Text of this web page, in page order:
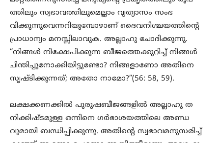
ത്തിലും സ്വഭാവത്തിലുമെല്ലാം വ്യത്യാസം സംഭ
വിക്കുന്നുവെന്നറിയുമ്പോഴാണ് ദൈവനിശ്ചയത്തിന്റെ
പ്രാധാന്യം മനസ്സിലാവുക. അല്ലാഹു ചോദിക്കുന്നു.
“നിങ്ങൾ നിക്ഷേപിക്കുന്ന ബീജത്തെക്കുറിച്ച് നിങ്ങൾ
ചിന്തിച്ചുനോക്കിയിട്ടുണ്ടോ? നിങ്ങളാണോ അതിനെ
സൃഷ്ടിക്കുന്നത്; അതോ നാമോ?”(56: 58, 59).
ലക്ഷക്കണക്കിൽ പുരുഷബീജങ്ങളിൽ അല്ലാഹു ത
നിക്കിഷ്ടമുള്ള ഒന്നിനെ ഗർഭാശയത്തിലെ അണ്ഡ
വുമായി ബന്ധിപ്പിക്കുന്നു. അതിന്റെ സ്വഭാവമനുസരിച്ച്